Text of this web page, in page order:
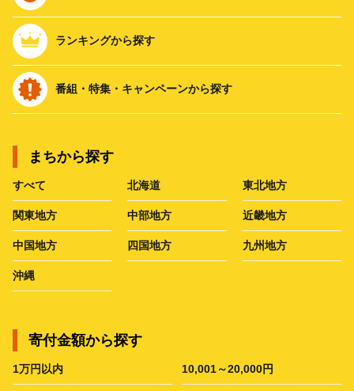
ランキングから探す
番組・特集・キャンペーンから探す
まちから探す
すべて 北海道 東北地方
関東地方 中部地方 近畿地方
中国地方 四国地方 九州地方
沖縄
寄付金額から探す
1万円以内 10,001～20,000円